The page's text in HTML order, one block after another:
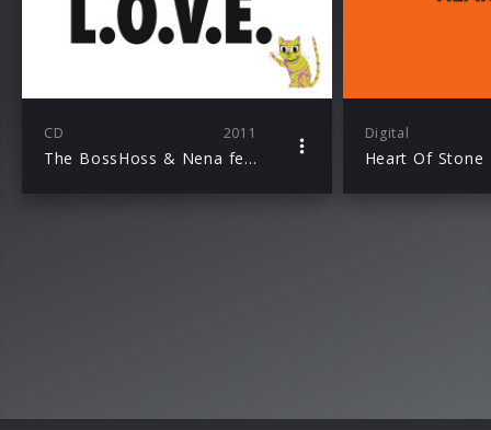
CD 2011
The BossHoss & Nena feat. Rubbeldiekatz mit dem Titeltrack “L.O.V.E.” zum Kinofilm “Rubbeldiekatz”
Digital
Heart Of Stone